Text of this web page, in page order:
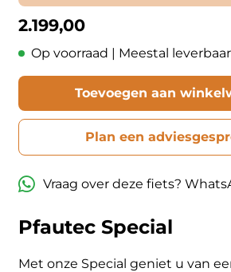
2.199,00
Op voorraad | Meestal
Toevoegen aan
Plan een
Vraag over deze fiets?
Pfautec Special
Met onze Special geniet u van